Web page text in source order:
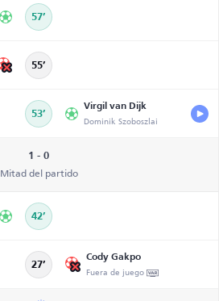
57’
55’
53’
Virgil van Dijk
Dominik Szoboszlai
1 - 0
Mitad del partido
42’
27’
Cody Gakpo
Fuera de juego